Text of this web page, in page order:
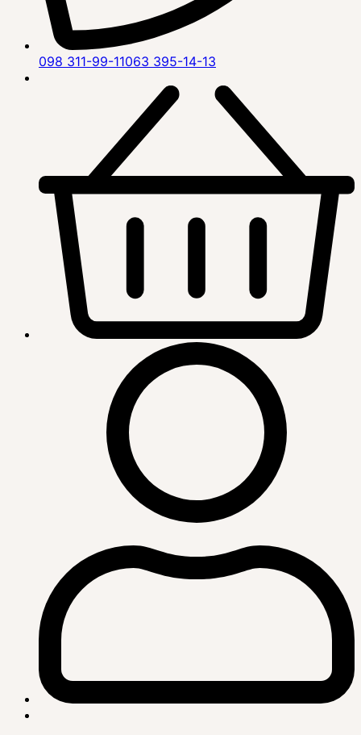
098 311-99-11063 395-14-13